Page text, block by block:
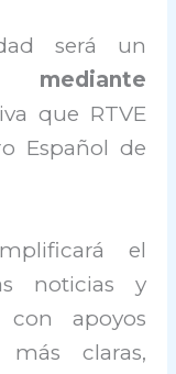
será un
mediante
que RTVE
Español de
el
noticias y
con apoyos
más claras,